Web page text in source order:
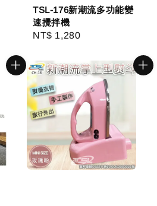
TSL-176新潮流多功能變
速攪拌機
Regular
NT$ 1,280